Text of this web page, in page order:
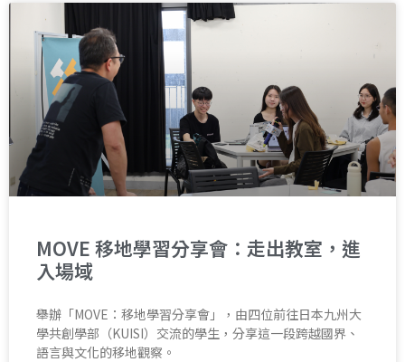
MOVE 移地學習分享會：走出教室，進
入場域
舉辦「MOVE：移地學習分享會」，由四位前往日本九州大
學共創學部（KUISI）交流的學生，分享這一段跨越國界、
語言與文化的移地觀察。